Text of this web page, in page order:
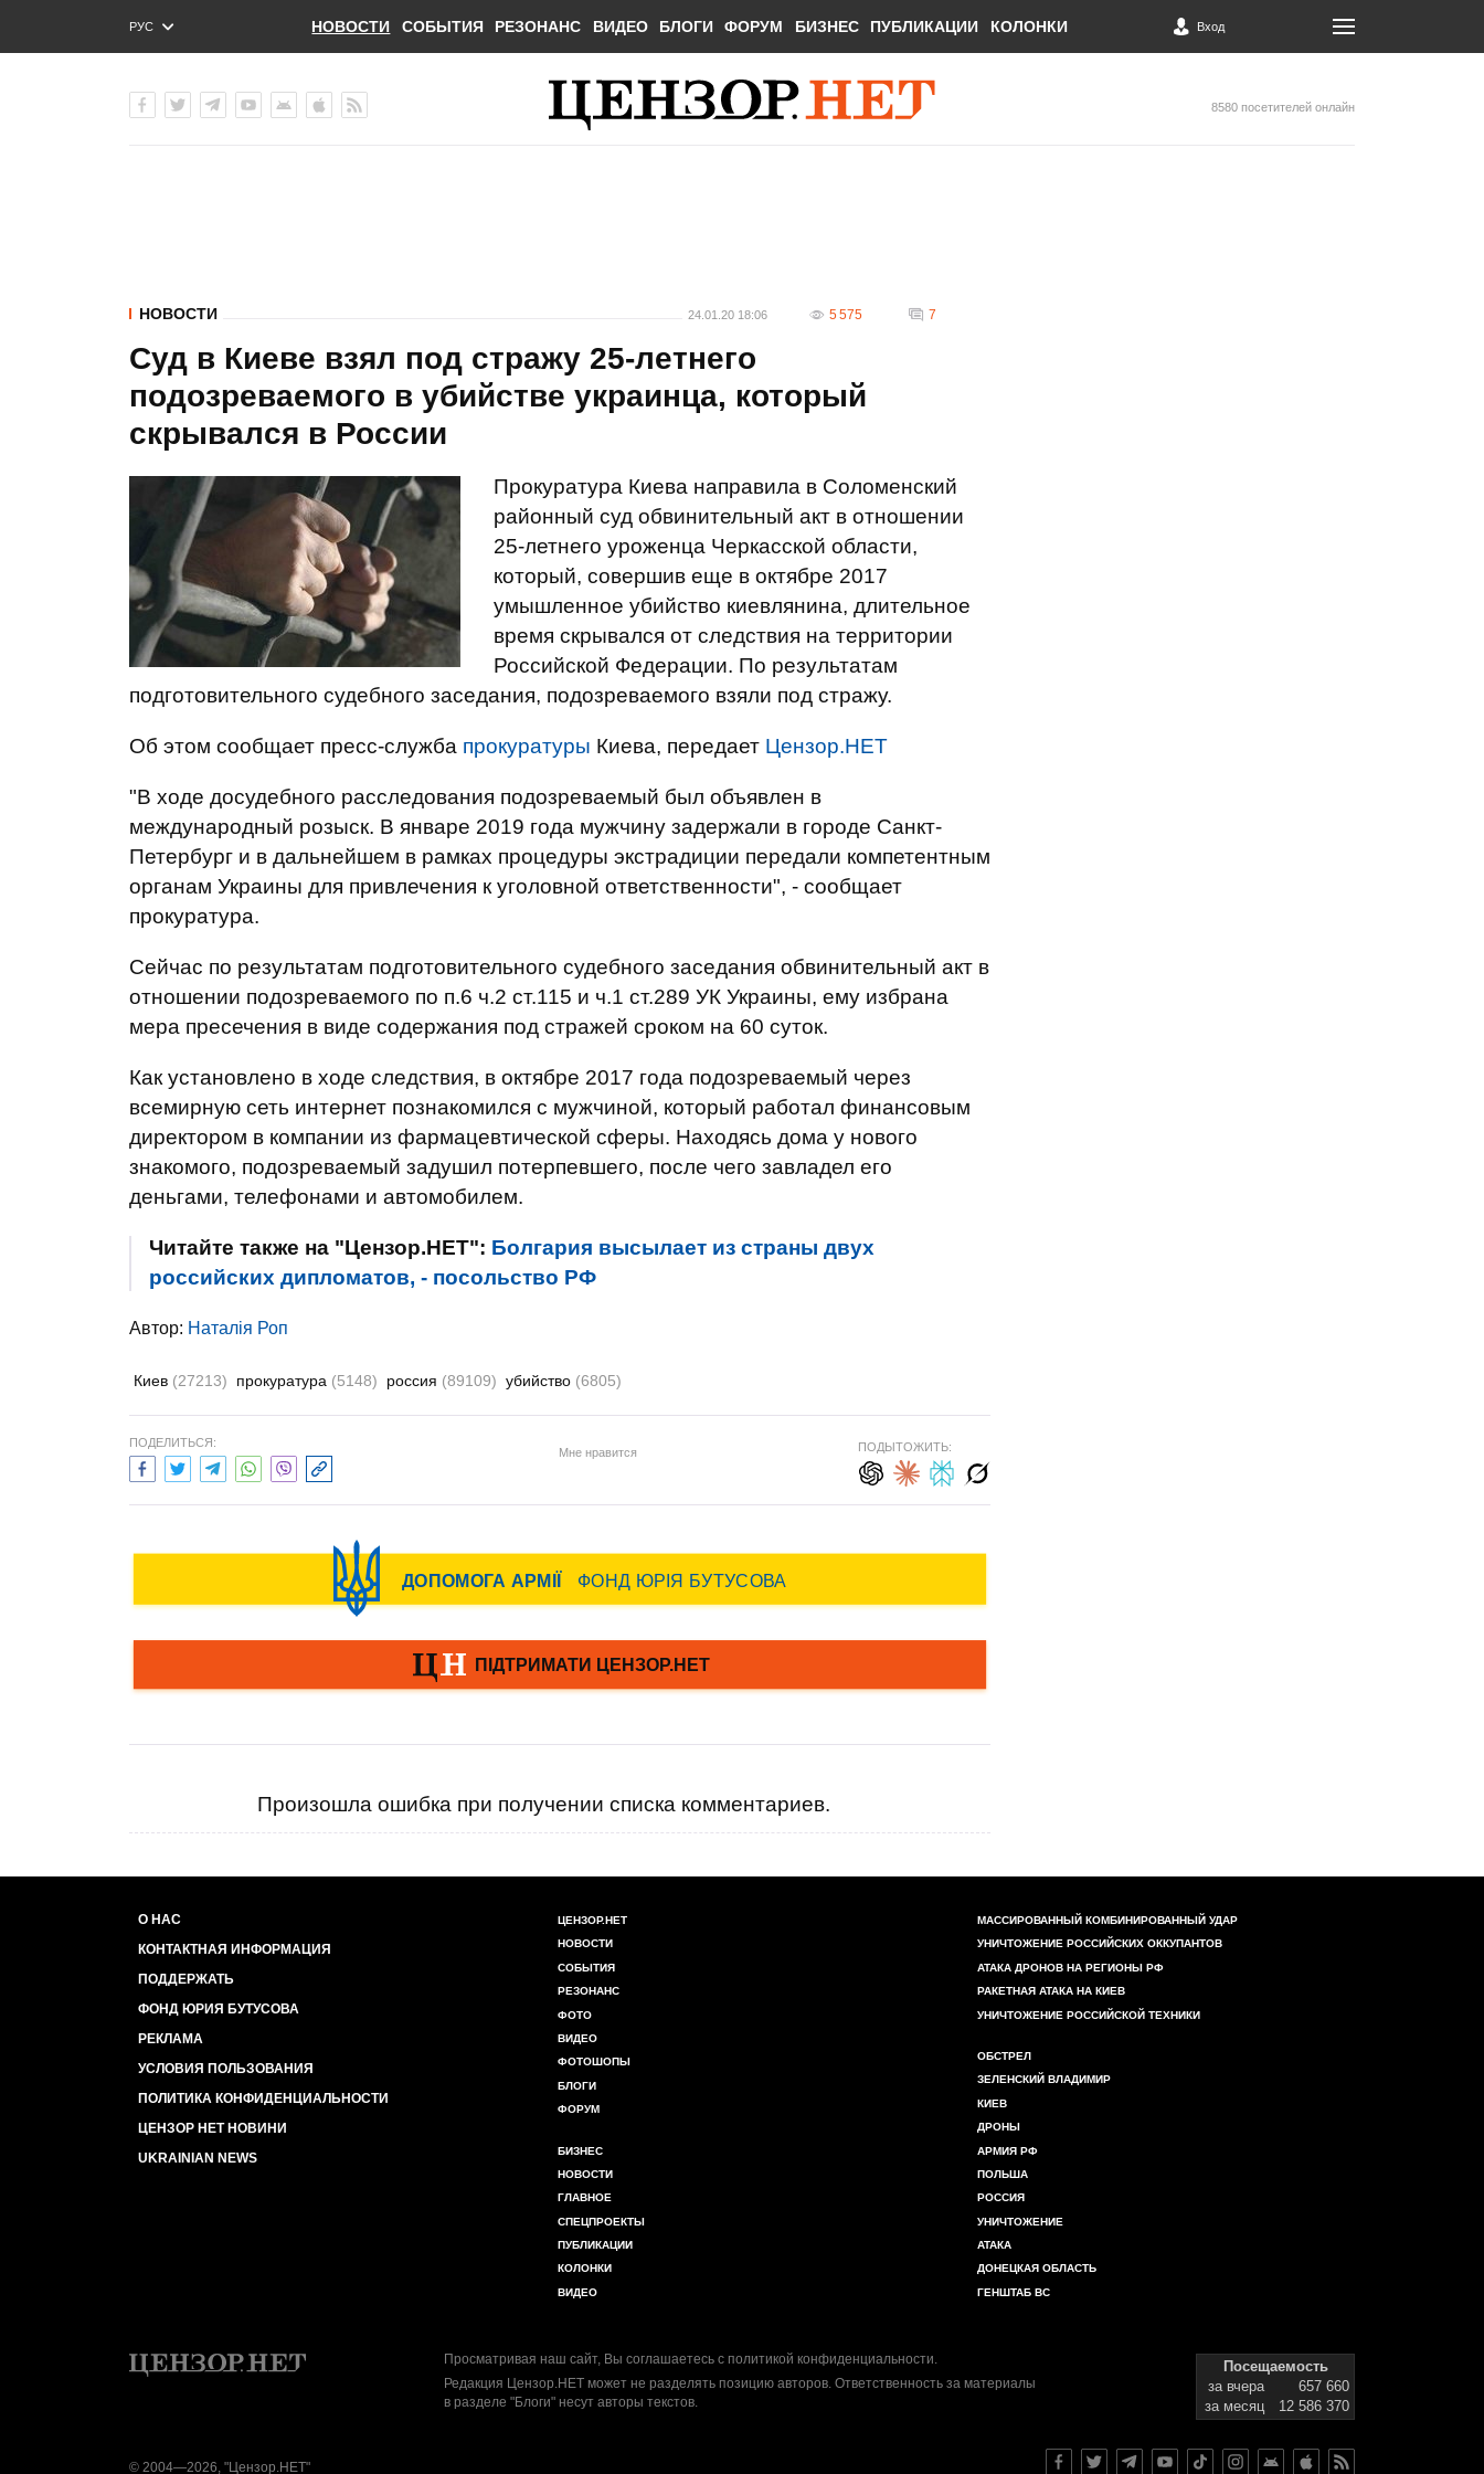
РУС
ENG
НОВОСТИ СОБЫТИЯ РЕЗОНАНС ВИДЕО БЛОГИ ФОРУМ БИЗНЕС ПУБЛИКАЦИИ КОЛОНКИ Вход
8580 посетителей онлайн
НОВОСТИ 24.01.20 18:06 5 575 7
Суд в Киеве взял под стражу 25-летнего
подозреваемого в убийстве украинца, который
скрывался в России
Прокуратура Киева направила в Соломенский
районный суд обвинительный акт в отношении
25-летнего уроженца Черкасской области,
который, совершив еще в октябре 2017
умышленное убийство киевлянина, длительное
время скрывался от следствия на территории
Российской Федерации. По результатам
подготовительного судебного заседания, подозреваемого взяли под стражу.
Об этом сообщает пресс-служба прокуратуры Киева, передает Цензор.НЕТ
"В ходе досудебного расследования подозреваемый был объявлен в
международный розыск. В январе 2019 года мужчину задержали в городе Санкт-
Петербург и в дальнейшем в рамках процедуры экстрадиции передали компетентным
органам Украины для привлечения к уголовной ответственности", - сообщает
прокуратура.
Сейчас по результатам подготовительного судебного заседания обвинительный акт в
отношении подозреваемого по п.6 ч.2 ст.115 и ч.1 ст.289 УК Украины, ему избрана
мера пресечения в виде содержания под стражей сроком на 60 суток.
Как установлено в ходе следствия, в октябре 2017 года подозреваемый через
всемирную сеть интернет познакомился с мужчиной, который работал финансовым
директором в компании из фармацевтической сферы. Находясь дома у нового
знакомого, подозреваемый задушил потерпевшего, после чего завладел его
деньгами, телефонами и автомобилем.
Читайте также на "Цензор.НЕТ": Болгария высылает из страны двух
российских дипломатов, - посольство РФ
Автор: Наталія Роп
Киев (27213) прокуратура (5148) россия (89109) убийство (6805)
ПОДЕЛИТЬСЯ:
Мне нравится ПОДЫТОЖИТЬ:
Произошла ошибка при получении списка комментариев.
О НАС
КОНТАКТНАЯ ИНФОРМАЦИЯ
ПОДДЕРЖАТЬ
ФОНД ЮРИЯ БУТУСОВА
РЕКЛАМА
УСЛОВИЯ ПОЛЬЗОВАНИЯ
ПОЛИТИКА КОНФИДЕНЦИАЛЬНОСТИ
ЦЕНЗОР НЕТ НОВИНИ
UKRAINIAN NEWS
ЦЕНЗОР.НЕТ
НОВОСТИ
СОБЫТИЯ
РЕЗОНАНС
ФОТО
ВИДЕО
ФОТОШОПЫ
БЛОГИ
ФОРУМ
БИЗНЕС
НОВОСТИ
ГЛАВНОЕ
СПЕЦПРОЕКТЫ
ПУБЛИКАЦИИ
КОЛОНКИ
ВИДЕО
МАССИРОВАННЫЙ КОМБИНИРОВАННЫЙ УДАР
УНИЧТОЖЕНИЕ РОССИЙСКИХ ОККУПАНТОВ
АТАКА ДРОНОВ НА РЕГИОНЫ РФ
РАКЕТНАЯ АТАКА НА КИЕВ
УНИЧТОЖЕНИЕ РОССИЙСКОЙ ТЕХНИКИ
ОБСТРЕЛ
ЗЕЛЕНСКИЙ ВЛАДИМИР
КИЕВ
ДРОНЫ
АРМИЯ РФ
ПОЛЬША
РОССИЯ
УНИЧТОЖЕНИЕ
АТАКА
ДОНЕЦКАЯ ОБЛАСТЬ
ГЕНШТАБ ВС
Просматривая наш сайт, Вы соглашаетесь с политикой конфиденциальности.
Редакция Цензор.НЕТ может не разделять позицию авторов. Ответственность за материалы
в разделе "Блоги" несут авторы текстов.
Посещаемость
за вчера
657 660
за месяц
12 586 370
© 2004—2026, "Цензор.НЕТ"